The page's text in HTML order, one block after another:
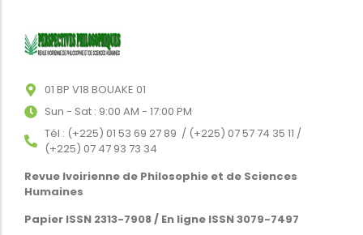
01 BP V18 BOUAKE 01
Sun - Sat : 9:00 AM - 17:00 PM
Tél : (+225) 01 53 69 27 89 / (+225) 07 57 74 35 11 /
(+225) 07 47 93 73 34
Revue Ivoirienne de Philosophie et de Sciences
Humaines
Papier ISSN 2313-7908 / En ligne ISSN 3079-7497